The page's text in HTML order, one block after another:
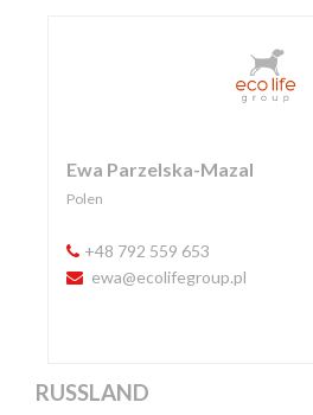
Ewa Parzelska-Mazal
Polen
+48 792 559 653
ewa@ecolifegroup.pl
RUSSLAND